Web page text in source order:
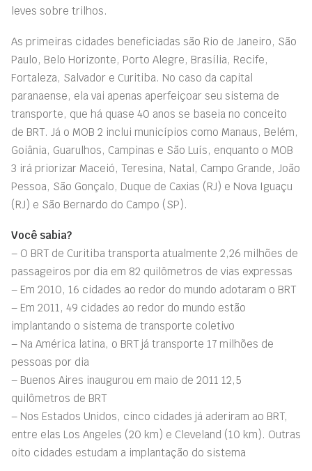
leves sobre trilhos.
As primeiras cidades beneficiadas são Rio de Janeiro, São
Paulo, Belo Horizonte, Porto Alegre, Brasília, Recife,
Fortaleza, Salvador e Curitiba. No caso da capital
paranaense, ela vai apenas aperfeiçoar seu sistema de
transporte, que há quase 40 anos se baseia no conceito
de BRT. Já o MOB 2 inclui municípios como Manaus, Belém,
Goiânia, Guarulhos, Campinas e São Luís, enquanto o MOB
3 irá priorizar Maceió, Teresina, Natal, Campo Grande, João
Pessoa, São Gonçalo, Duque de Caxias (RJ) e Nova Iguaçu
(RJ) e São Bernardo do Campo (SP).
Você sabia?
– O BRT de Curitiba transporta atualmente 2,26 milhões de
passageiros por dia em 82 quilômetros de vias expressas
– Em 2010, 16 cidades ao redor do mundo adotaram o BRT
– Em 2011, 49 cidades ao redor do mundo estão
implantando o sistema de transporte coletivo
– Na América latina, o BRT já transporte 17 milhões de
pessoas por dia
– Buenos Aires inaugurou em maio de 2011 12,5
quilômetros de BRT
– Nos Estados Unidos, cinco cidades já aderiram ao BRT,
entre elas Los Angeles (20 km) e Cleveland (10 km). Outras
oito cidades estudam a implantação do sistema